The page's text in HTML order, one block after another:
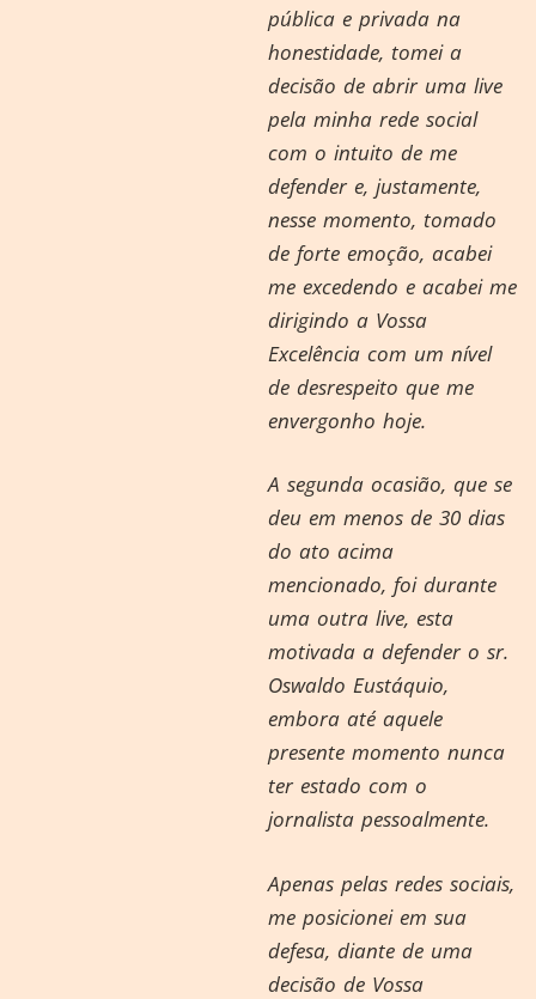
pública e privada na
honestidade, tomei a
decisão de abrir uma live
pela minha rede social
com o intuito de me
defender e, justamente,
nesse momento, tomado
de forte emoção, acabei
me excedendo e acabei me
dirigindo a Vossa
Excelência com um nível
de desrespeito que me
envergonho hoje.
A segunda ocasião, que se
deu em menos de 30 dias
do ato acima
mencionado, foi durante
uma outra live, esta
motivada a defender o sr.
Oswaldo Eustáquio,
embora até aquele
presente momento nunca
ter estado com o
jornalista pessoalmente.
Apenas pelas redes sociais,
me posicionei em sua
defesa, diante de uma
decisão de Vossa